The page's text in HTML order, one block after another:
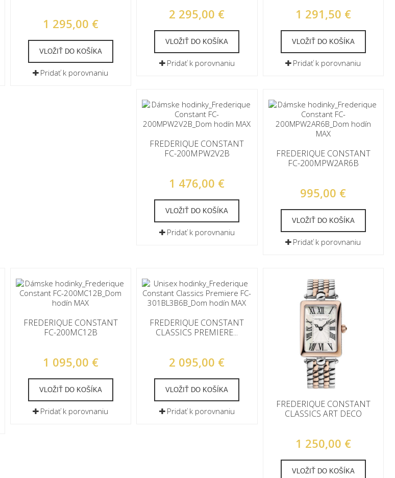
1 295,00 €
VLOŽIŤ DO KOŠÍKA
Pridať k porovnaniu
2 295,00 €
VLOŽIŤ DO KOŠÍKA
Pridať k porovnaniu
1 291,50 €
VLOŽIŤ DO KOŠÍKA
Pridať k porovnaniu
FREDERIQUE CONSTANT
FC-200MPW2V2B
1 476,00 €
VLOŽIŤ DO KOŠÍKA
Pridať k porovnaniu
FREDERIQUE CONSTANT
FC-200MPW2AR6B
995,00 €
VLOŽIŤ DO KOŠÍKA
Pridať k porovnaniu
FREDERIQUE CONSTANT
FC-200MC12B
1 095,00 €
VLOŽIŤ DO KOŠÍKA
Pridať k porovnaniu
FREDERIQUE CONSTANT
CLASSICS PREMIERE...
2 095,00 €
VLOŽIŤ DO KOŠÍKA
Pridať k porovnaniu
FREDERIQUE CONSTANT
CLASSICS ART DECO
1 250,00 €
VLOŽIŤ DO KOŠÍKA